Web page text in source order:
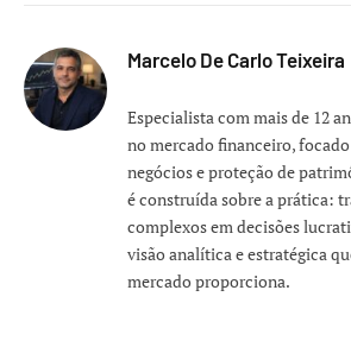
Marcelo De Carlo Teixeira
Especialista com mais de 12
no mercado financeiro,
negócios e proteção de
é construída sobre a prática:
complexos em decisões
visão analítica e estratégica
mercado proporciona.